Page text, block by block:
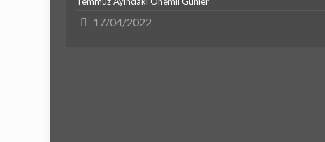
17/04/2022